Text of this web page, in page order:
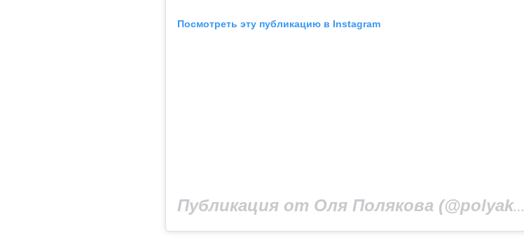
Посмотреть эту публикацию в Instagram
Публикация от Оля Полякова (@polyakovamusic)